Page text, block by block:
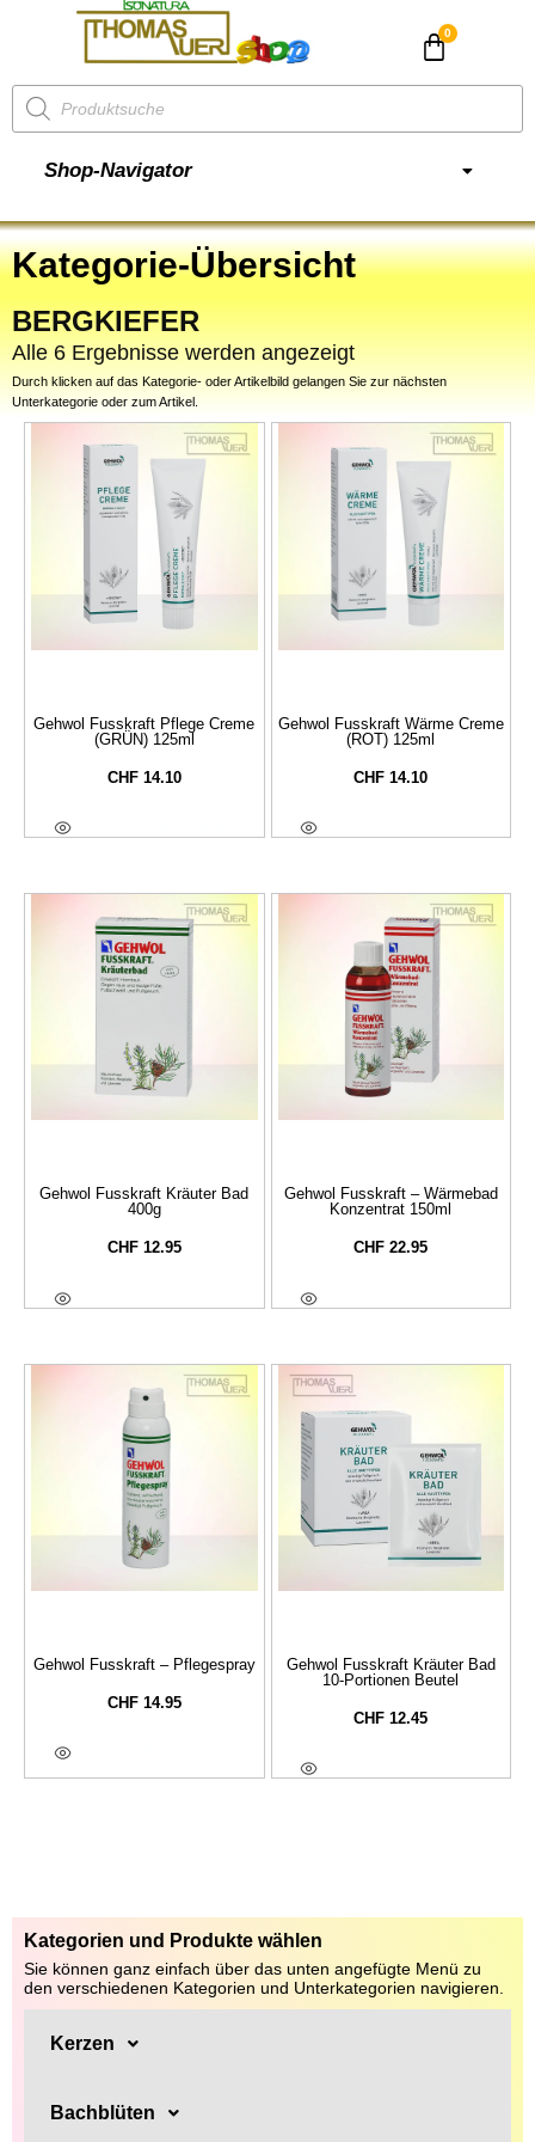
Shop-Navigator
Kategorie-Übersicht
BERGKIEFER
Alle 6 Ergebnisse werden angezeigt
Durch klicken auf das Kategorie- oder Artikelbild gelangen Sie zur nächsten
Unterkategorie oder zum Artikel.
Gehwol Fusskraft Pflege Creme
(GRÜN) 125ml
CHF14.10
Gehwol Fusskraft Wärme Creme
(ROT) 125ml
CHF 14.10
Gehwol Fusskraft Kräuter Bad
400g
CHF12.95
Gehwol Fusskraft – Wärmebad
Konzentrat 150ml
CHF 22.95
Gehwol Fusskraft – Pflegespray
CHF14.95
Gehwol Fusskraft Kräuter Bad
10-Portionen Beutel
CHF 12.45
Kategorien und Produkte wählen
Sie können ganz einfach über das unten angefügte Menü zu
den verschiedenen Kategorien und Unterkategorien navigieren.
Kerzen
Bachblüten